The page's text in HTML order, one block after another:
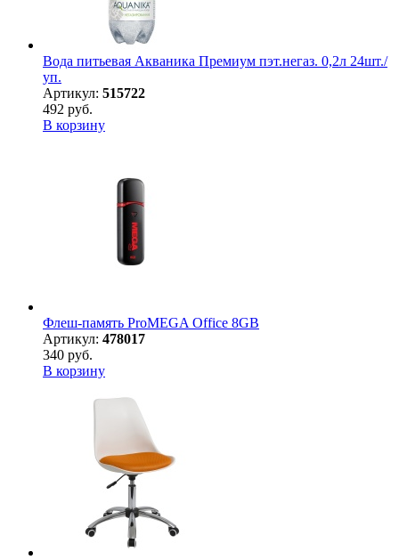
Вода питьевая Акваника Премиум пэт.негаз. 0,2л 24шт./
уп.
Артикул: 515722
492 руб.
В корзину
Флеш-память ProMEGA Office 8GB
Артикул: 478017
340 руб.
В корзину